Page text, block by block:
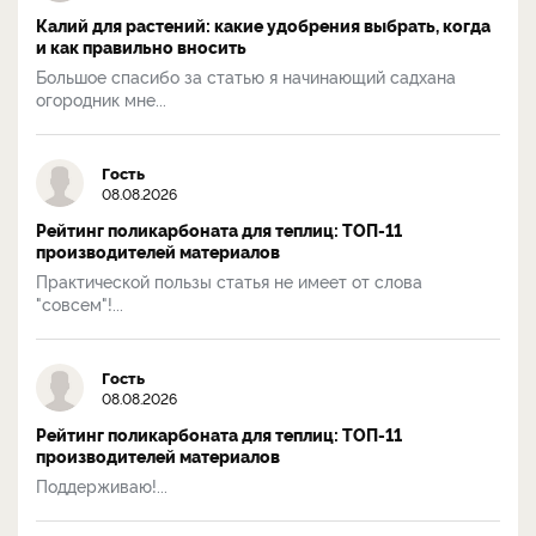
Калий для растений: какие удобрения выбрать, когда
и как правильно вносить
Большое спасибо за статью я начинающий садхана
огородник мне...
Гость
08.08.2026
Рейтинг поликарбоната для теплиц: ТОП-11
производителей материалов
Практической пользы статья не имеет от слова
"совсем"!...
Гость
08.08.2026
Рейтинг поликарбоната для теплиц: ТОП-11
производителей материалов
Поддерживаю!...